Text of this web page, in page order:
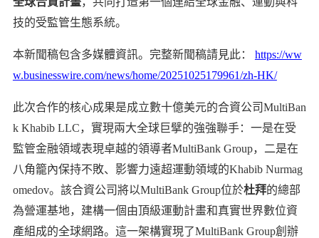
技的受監管生態系統。
本新聞稿包含多媒體資訊。完整新聞稿請見此： https://ww
w.businesswire.com/news/home/20251025179961/zh-HK/
此次合作的核心成果是成立數十億美元的合資公司MultiBan
k Khabib LLC，實現兩大全球巨擘的強強聯手：一是在受
監管金融領域表現卓越的領導者MultiBank Group，二是在
八角籠內保持不敗、影響力遠超運動領域的Khabib Nurmag
omedov。該合資公司將以MultiBank Group位於杜拜的總部
為營運基地，建構一個由頂級運動計畫和真實世界數位資
產組成的全球網路。這一架構實現了MultiBank Group創辦